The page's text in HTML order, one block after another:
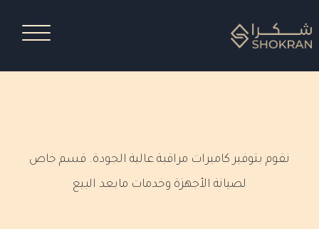
نقوم بتوفير كاميرات مراقبة عالية الجودة. قسم خاص
لصيانة الأجهزة وخدمات مابعد البيع